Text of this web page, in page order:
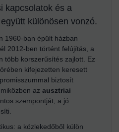
kapcsolatok és a
különösen vonzó.
1960-ban épült házban
2012-ben történt felújítás, a
több korszerűsítés zajlott. Ez
kifejezetten keresett
biztosít
az ausztriai
szempontját, a jó
a közlekedőből külön